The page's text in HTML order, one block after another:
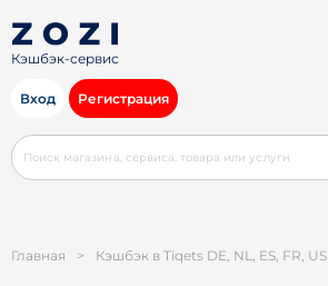
Кэшбэк-сервис
Вход Регистрация
Главная > Кэшбэк в Tiqets DE, NL, ES, FR, US